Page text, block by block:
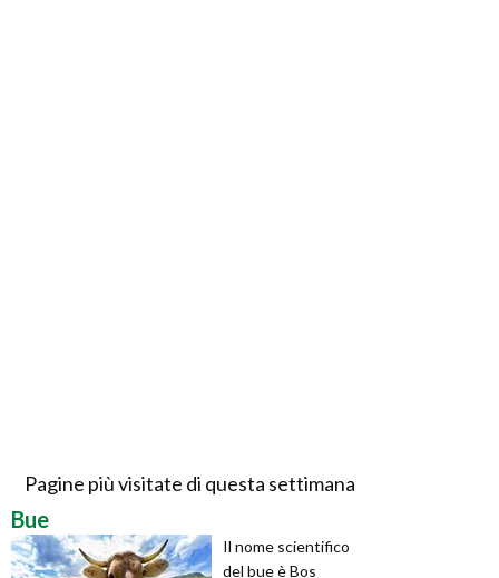
Pagine più visitate di questa settimana
Bue
Il nome scientifico
del bue è Bos